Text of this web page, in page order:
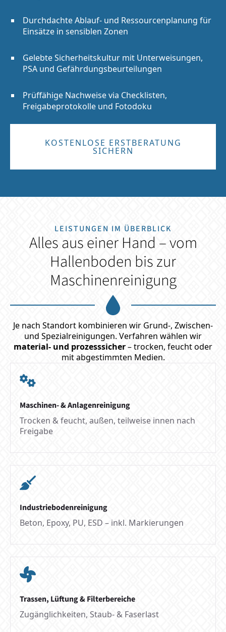
Durchdachte Ablauf- und Ressourcenplanung für
Einsätze in sensiblen Zonen
Gelebte Sicherheitskultur mit Unterweisungen,
PSA und Gefährdungsbeurteilungen
Prüffähige Nachweise via Checklisten,
Freigabeprotokolle und Fotodoku
KOSTENLOSE ERSTBERATUNG
SICHERN
LEISTUNGEN IM ÜBERBLICK
Alles aus einer Hand – vom
Hallenboden bis zur
Maschinenreinigung
Je nach Standort kombinieren wir Grund-, Zwischen-
und Spezialreinigungen. Verfahren wählen wir
material- und prozesssicher– trocken, feucht oder
mit abgestimmten Medien.
Maschinen- & Anlagenreinigung
Trocken & feucht, außen, teilweise innen nach
Freigabe
Industriebodenreinigung
Beton, Epoxy, PU, ESD – inkl. Markierungen
Trassen, Lüftung & Filterbereiche
Zugänglichkeiten, Staub- & Faserlast